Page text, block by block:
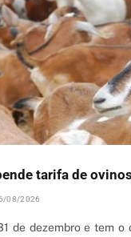
tarifa de
08/2026
de dezembro e tem o